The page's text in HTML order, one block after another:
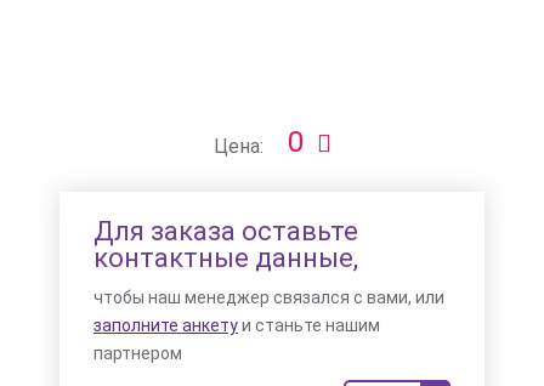
Цена: 0
Для заказа оставьте
контактные данные,
чтобы наш менеджер связался с вами, или
заполните анкетуи станьте нашим
партнером